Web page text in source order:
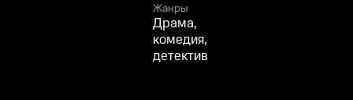
Жанры
Драма,
комедия,
детектив